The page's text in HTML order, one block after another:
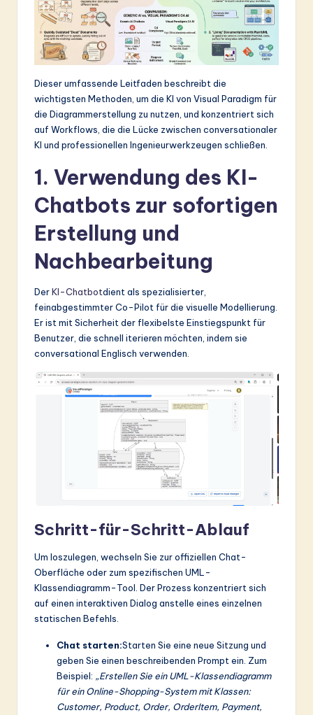
w
In
Dieser umfassende Leitfaden beschreibt die
wichtigsten Methoden, um die KI von Visual Paradigm für
die Diagrammerstellung zu nutzen, und konzentriert sich
auf Workflows, die die Lücke zwischen conversationaler
KI und professionellen Ingenieurwerkzeugen schließen.
1. Verwendung des KI-
Chatbots zur sofortigen
Erstellung und
Nachbearbeitung
DerKI-Chatbotdient als spezialisierter,
feinabgestimmter Co-Pilot für die visuelle Modellierung.
Er ist mit Sicherheit der flexibelste Einstiegspunkt für
Benutzer, die schnell iterieren möchten, indem sie
conversational Englisch verwenden.
Schritt-für-Schritt-Ablauf
Um loszulegen, wechseln Sie zur offiziellen Chat-
Oberfläche oder zum spezifischen UML-
Klassendiagramm-Tool. Der Prozess konzentriert sich
auf einen interaktiven Dialog anstelle eines einzelnen
statischen Befehls.
Chat starten:Starten Sie eine neue Sitzung und
geben Sie einen beschreibenden Prompt ein. Zum
Beispiel: „Erstellen Sie ein UML-Klassendiagramm
für ein Online-Shopping-System mit Klassen:
Customer, Product, Order, OrderItem, Payment,